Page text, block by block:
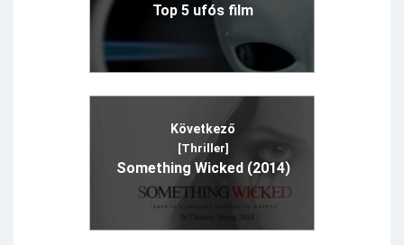
Top 5 ufós film
Következő
[Thriller]
Something Wicked (2014)